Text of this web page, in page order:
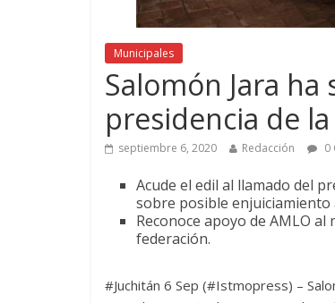
Municipales
Salomón Jara ha
presidencia de
septiembre 6, 2020 Redacción 0
Acude el edil al llamado del
sobre posible enjuiciamiento
Reconoce apoyo de AMLO
federación.
#Juchitán 6 Sep (#Istmopress) –